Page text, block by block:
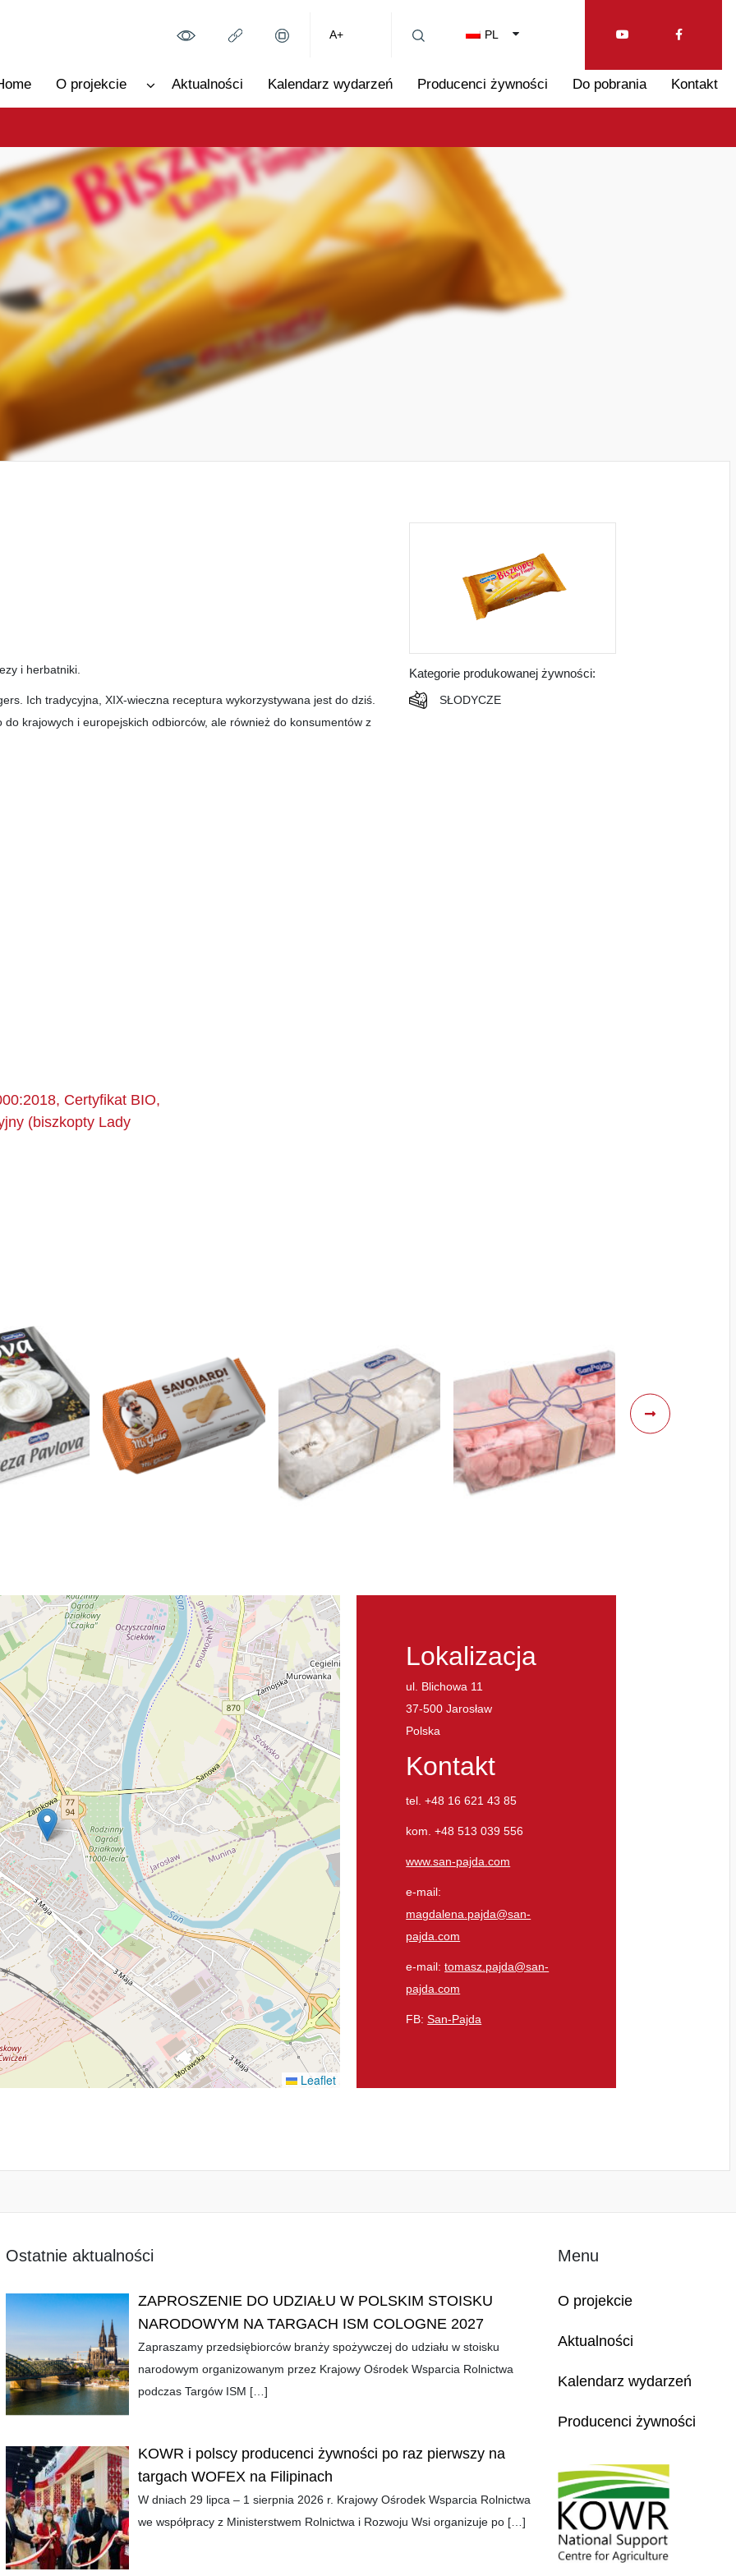
A+ PL
O projekcie Aktualności Kalendarz wydarzeń Producenci żywności Do pobrania Kontakt
i herbatniki.
Ich tradycyjna, XIX-wieczna receptura wykorzystywana jest do dziś.
krajowych i europejskich odbiorców, ale również do konsumentów z
Kategorie produkowanej żywności:
SŁODYCZE
Certyfikat BIO,
(biszkopty Lady
Następne
elementy
Leaflet
Lokalizacja
ul. Blichowa 11
37-500 Jarosław
Polska
Kontakt
tel. +48 16 621 43 85
kom. +48 513 039 556
www.san-pajda.com
e-mail:
magdalena.pajda@san-
pajda.com
e-mail:tomasz.pajda@san-
pajda.com
FB:San-Pajda
Ostatnie aktualności
ZAPROSZENIE DO UDZIAŁU W POLSKIM STOISKU
NARODOWYM NA TARGACH ISM COLOGNE 2027
Zapraszamy przedsiębiorców branży spożywczej do udziału w stoisku
narodowym organizowanym przez Krajowy Ośrodek Wsparcia Rolnictwa
podczas Targów ISM […]
KOWR i polscy producenci żywności po raz pierwszy na
targach WOFEX na Filipinach
W dniach 29 lipca – 1 sierpnia 2026 r. Krajowy Ośrodek Wsparcia Rolnictwa
we współpracy z Ministerstwem Rolnictwa i Rozwoju Wsi organizuje po […]
Menu
O projekcie
Aktualności
Kalendarz wydarzeń
Producenci żywności